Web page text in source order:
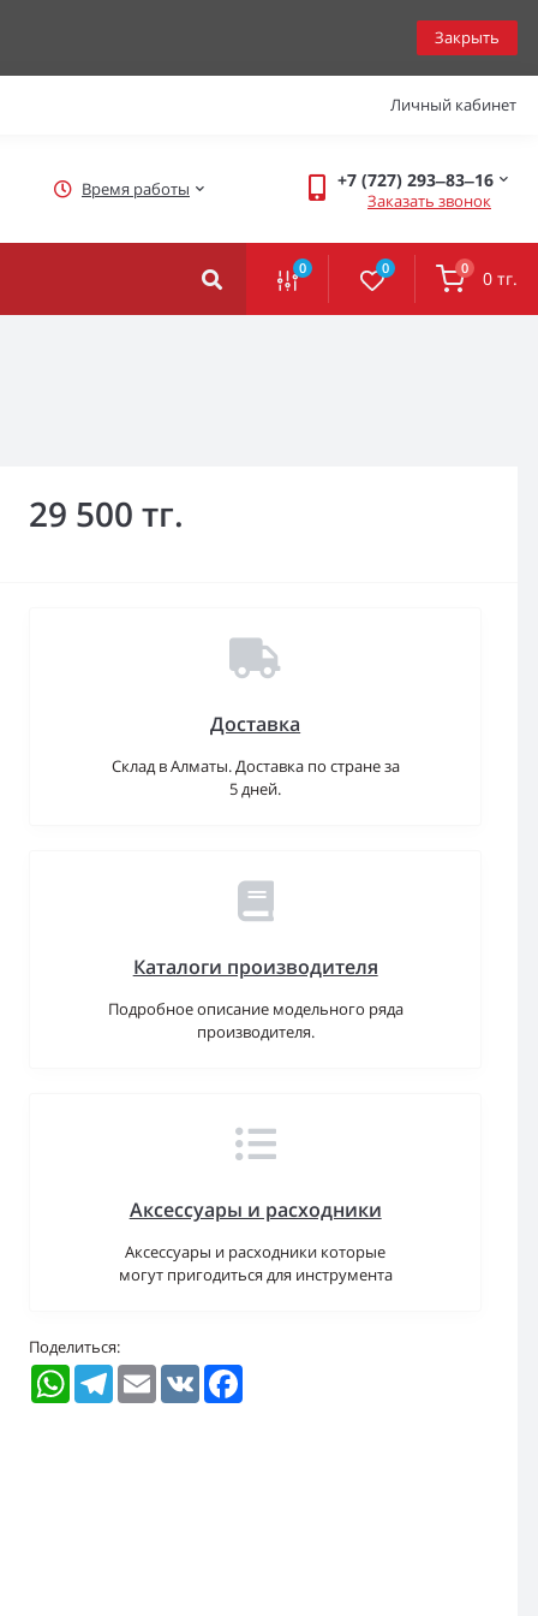
Закрыть
Личный кабинет
Время работы +7 (727) 293‒83‒16
Заказать звонок
0 0 0 0 тг.
29 500 тг.
Доставка
Склад в Алматы. Доставка по стране за
5 дней.
Каталоги производителя
Подробное описание модельного ряда
производителя.
Аксессуары и расходники
Аксессуары и расходники которые
могут пригодиться для инструмента
Поделиться:
WhatsAppTelegramEmail VK